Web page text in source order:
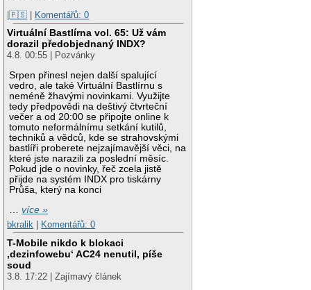
|🇵🇸 | Komentářů: 0
Virtuální Bastlírna vol. 65: Už vám
dorazil předobjednaný INDX?
4.8. 00:55 | Pozvánky
Srpen přinesl nejen další spalující
vedro, ale také Virtuální Bastlírnu s
neméně žhavými novinkami. Využijte
tedy předpovědi na deštivý čtvrteční
večer a od 20:00 se připojte online k
tomuto neformálnímu setkání kutilů,
techniků a vědců, kde se strahovskými
bastlíři proberete nejzajímavější věci, na
které jste narazili za poslední měsíc.
Pokud jde o novinky, řeč zcela jistě
přijde na systém INDX pro tiskárny
Průša, který na konci
…více »
bkralik
Komentářů: 0
T-Mobile nikdo k blokaci
‚dezinfowebu‘ AC24 nenutil, píše
soud
3.8. 17:22 | Zajímavý článek